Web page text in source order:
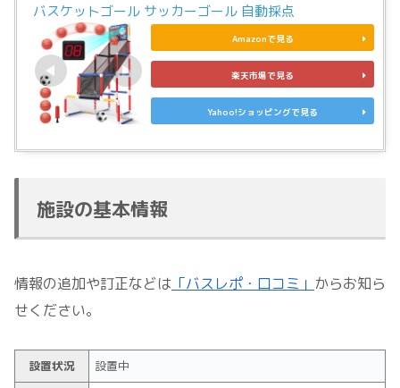
バスケットゴール サッカーゴール 自動採点
Amazonで見る
楽天市場で見る
Yahoo!ショッピングで見る
施設の基本情報
情報の追加や訂正などは 「バスレポ・口コミ」 からお知ら
せください。
設置状況
設置中